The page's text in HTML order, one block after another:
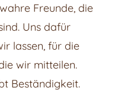
Freunde, die
Uns dafür
lassen, für die
wir mitteilen.
Beständigkeit.